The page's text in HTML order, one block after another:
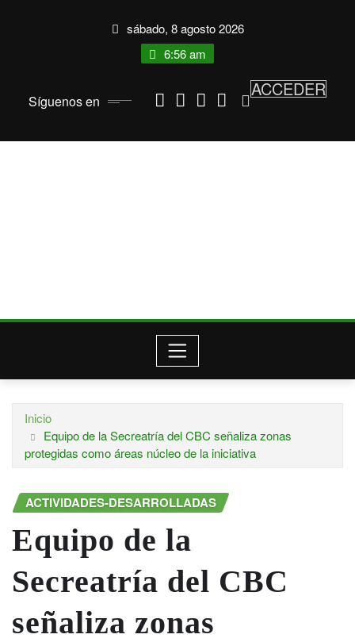
sábado, 8 agosto 2026
6:56 am
Síguenos en
ACCEDER
Inicio
Equipo de la Secreatría del CBC señaliza zonas
protegidas como áreas núcleo de la iniciativa
ACTIVIDADES-DESARROLLADAS
Equipo de la
Secreatría del CBC
señaliza zonas